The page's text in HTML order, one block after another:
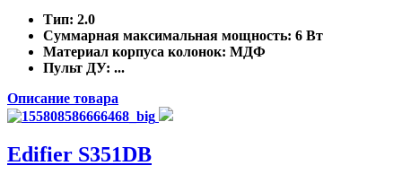
Тип: 2.0
Суммарная максимальная мощность: 6 Вт
Материал корпуса колонок: МДФ
Пульт ДУ: ...
Описание товара
Edifier S351DB